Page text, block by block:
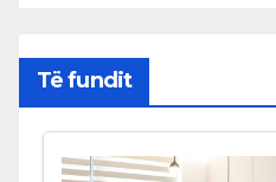
Të fundit